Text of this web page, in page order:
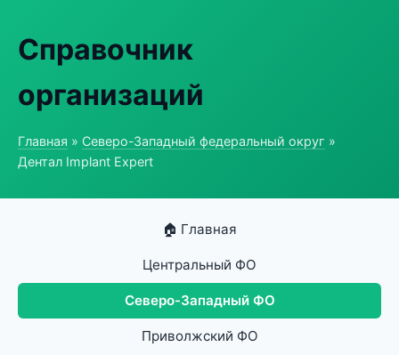
Справочник
организаций
Главная » Северо-Западный федеральный округ »
Дентал Implant Expert
🏠 Главная
Центральный ФО
Северо-Западный ФО
Приволжский ФО